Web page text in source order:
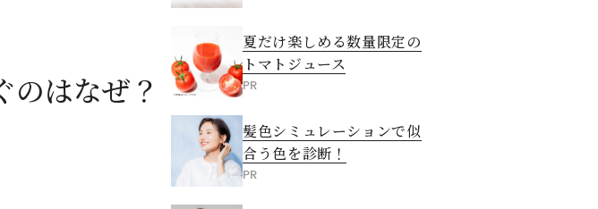
はなぜ？
夏だけ楽しめる数量限定の
トマトジュース
PR
髪色シミュレーションで似
合う色を診断！
PR